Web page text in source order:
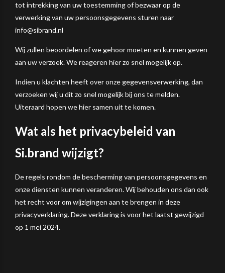
tot intrekking van uw toestemming of bezwaar op de
verwerking van uw persoonsgegevens sturen naar
info@sibrand.nl
Wij zullen beoordelen of we gehoor moeten en kunnen geven
aan uw verzoek. We reageren hier zo snel mogelijk op.
Indien u klachten heeft over onze gegevensverwerking, dan
verzoeken wij u dit zo snel mogelijk bij ons te melden.
Uiteraard hopen we hier samen uit te komen.
Wat als het privacybeleid van
Si.brand wijzigt?
De regels rondom de bescherming van persoonsgegevens en
onze diensten kunnen veranderen. Wij behouden ons dan ook
het recht voor om wijzigingen aan te brengen in deze
privacyverklaring. Deze verklaring is voor het laatst gewijzigd
op 1 mei 2024.